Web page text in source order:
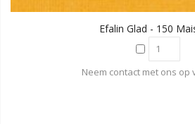
Efalin Glad - 150
Neem contact met ons op